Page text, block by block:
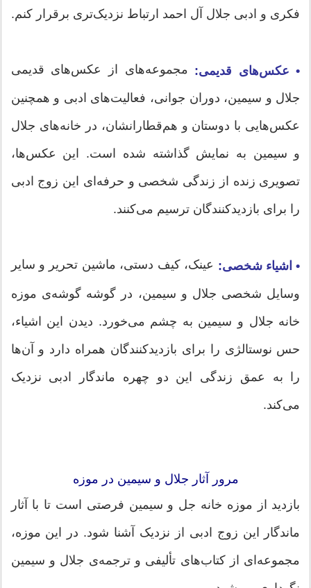
فکری و ادبی جلال آل احمد ارتباط نزدیک‌تری برقرار کنم.
• عکس‌های قدیمی: مجموعه‌های از عکس‌های قدیمی
جلال و سیمین، دوران جوانی، فعالیت‌های ادبی و همچنین
عکس‌هایی با دوستان و هم‌قطارانشان، در خانه‌های جلال
و سیمین به نمایش گذاشته شده است. این عکس‌ها،
تصویری زنده از زندگی شخصی و حرفه‌ای این زوج ادبی
را برای بازدیدکنندگان ترسیم می‌کنند.
• اشیاء شخصی: عینک، کیف دستی، ماشین تحریر و سایر
وسایل شخصی جلال و سیمین، در گوشه گوشه‌ی موزه
خانه جلال و سیمین به چشم می‌خورد. دیدن این اشیاء،
حس نوستالژی را برای بازدیدکنندگان همراه دارد و آن‌ها
را به عمق زندگی این دو چهره ماندگار ادبی نزدیک
می‌کند.
مرور آثار جلال و سیمین در موزه
بازدید از موزه خانه جل و سیمین فرصتی است تا با آثار
ماندگار این زوج ادبی از نزدیک آشنا شود. در این موزه،
مجموعه‌ای از کتاب‌های تألیفی و ترجمه‌ی جلال و سیمین